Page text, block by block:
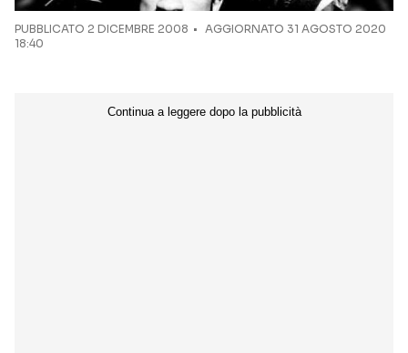
PUBBLICATO 2 DICEMBRE 2008
AGGIORNATO 31 AGOSTO 2020
18:40